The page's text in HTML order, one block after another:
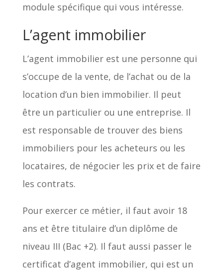
module spécifique qui vous intéresse.
L’agent immobilier
L’agent immobilier est une personne qui
s’occupe de la vente, de l’achat ou de la
location d’un bien immobilier. Il peut
être un particulier ou une entreprise. Il
est responsable de trouver des biens
immobiliers pour les acheteurs ou les
locataires, de négocier les prix et de faire
les contrats.
Pour exercer ce métier, il faut avoir 18
ans et être titulaire d’un diplôme de
niveau III (Bac +2). Il faut aussi passer le
certificat d’agent immobilier, qui est un